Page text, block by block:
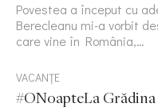
Povestea a început cu
Berecleanu mi-a vorbit
care vine în România,…
VACANȚE
#ONoapteLa Grădina